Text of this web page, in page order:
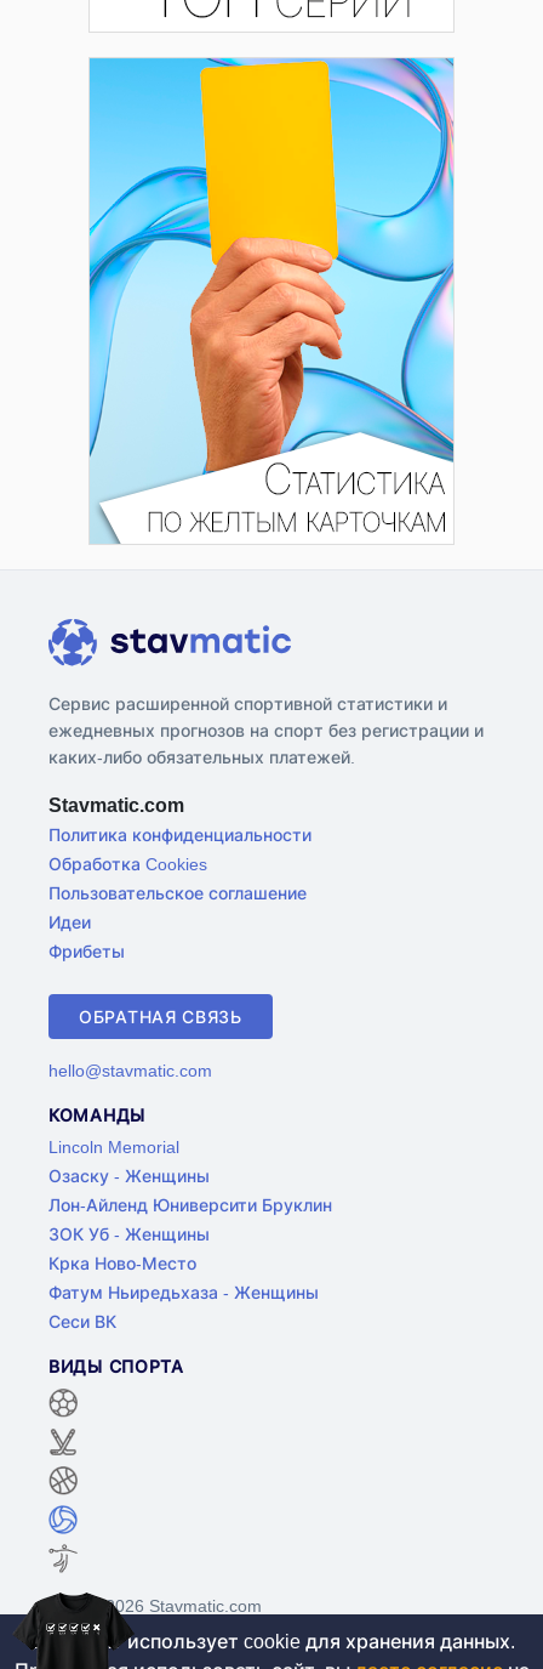
Сервис расширенной спортивной статистики и
ежедневных прогнозов на спорт без регистрации и
каких-либо обязательных платежей.
Stavmatic.com
Политика конфиденциальности
Обработка Cookies
Пользовательское соглашение
Идеи
Фрибеты
ОБРАТНАЯ СВЯЗЬ
hello@stavmatic.com
КОМАНДЫ
Lincoln Memorial
Озаску - Женщины
Лон-Айленд Юниверсити Бруклин
ЗОК Уб - Женщины
Крка Ново-Место
Фатум Ньиредьхаза - Женщины
Сеси ВК
ВИДЫ СПОРТА
©2017-2026 Stavmatic.com
Этот сайт использует cookie для хранения данных.